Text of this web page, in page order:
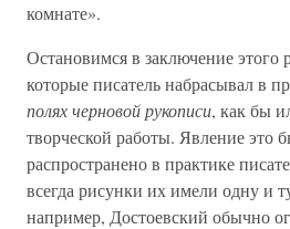
комнате».
Остановимся в заключение этого
которые писатель набрасывал в
полях черновой рукописи, как бы
творческой работы. Явление это
распространено в практике
всегда рисунки их имели одну и
например, Достоевский обычно